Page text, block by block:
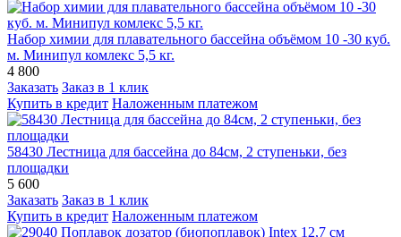
Набор химии для плавательного бассейна объёмом 10 -30 куб.
м. Минипул комлекс 5,5 кг.
4 800
Заказать Заказ в 1 клик
Купить в кредит Наложенным платежом
58430 Лестница для бассейна до 84см, 2 ступеньки, без
площадки
5 600
Заказать Заказ в 1 клик
Купить в кредит Наложенным платежом